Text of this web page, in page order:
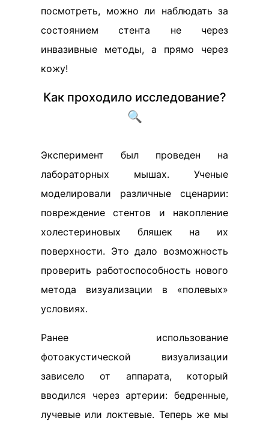
посмотреть, можно ли наблюдать за
состоянием стента не через
инвазивные методы, а прямо через
кожу!
Как проходило исследование?
🔍
Эксперимент был проведен на
лабораторных мышах. Ученые
моделировали различные сценарии:
повреждение стентов и накопление
холестериновых бляшек на их
поверхности. Это дало возможность
проверить работоспособность нового
метода визуализации в «полевых»
условиях.
Ранее использование
фотоакустической визуализации
зависело от аппарата, который
вводился через артерии: бедренные,
лучевые или локтевые. Теперь же мы